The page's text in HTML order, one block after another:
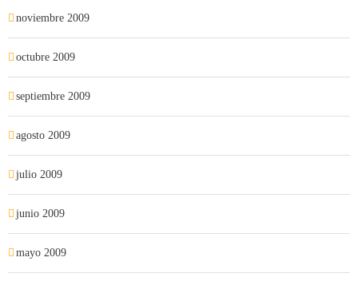
noviembre 2009
octubre 2009
septiembre 2009
agosto 2009
julio 2009
junio 2009
mayo 2009